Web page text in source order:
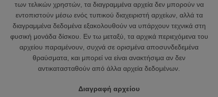
των τελικών χρηστών, τα διαγραμμένα αρχεία δεν μπορούν να
εντοπιστούν μέσω ενός τυπικού διαχειριστή αρχείων, αλλά τα
διαγραμμένα δεδομένα εξακολουθούν να υπάρχουν τεχνικά στη
φυσική μονάδα δίσκου. Εν τω μεταξύ, τα αρχικά περιεχόμενα του
αρχείου παραμένουν, συχνά σε ορισμένα αποσυνδεδεμένα
θραύσματα, και μπορεί να είναι ανακτήσιμα αν δεν
αντικατασταθούν από άλλα αρχεία δεδομένων.
Διαγραφή αρχείου